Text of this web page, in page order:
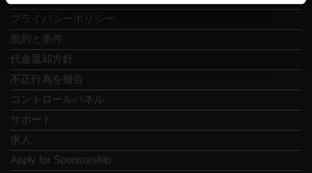
プライバシーポリシー
規約と条件
代金返却方針
不正行為を報告
コントロールパネル
サポート
求人
Apply for Sponsorship